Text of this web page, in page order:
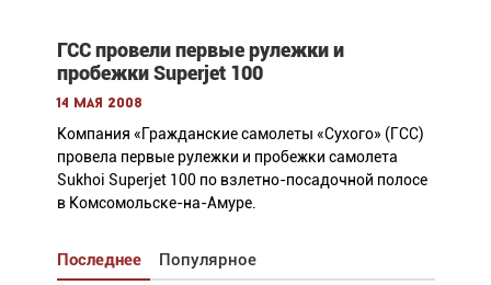
ГСС провели первые рулежки и
пробежки Superjet 100
14 мая 2008
Компания «Гражданские самолеты «Сухого» (ГСС)
провела первые рулежки и пробежки самолета
Sukhoi Superjet 100 по взлетно-посадочной полосе
в Комсомольске-на-Амуре.
Последнее Популярное